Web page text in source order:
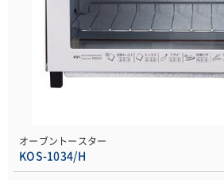
オーブントースター
KOS-1034/H